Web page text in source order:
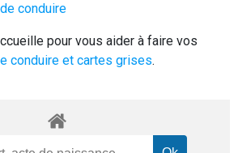
conduire
pour vous aider à faire vos
conduire et cartes grises.